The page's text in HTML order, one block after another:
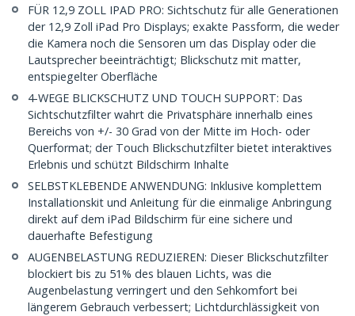
FÜR 12,9 ZOLL IPAD PRO: Sichtschutz für alle Generationen
der 12,9 Zoll iPad Pro Displays; exakte Passform, die weder
die Kamera noch die Sensoren um das Display oder die
Lautsprecher beeinträchtigt; Blickschutz mit matter,
entspiegelter Oberfläche
4-WEGE BLICKSCHUTZ UND TOUCH SUPPORT: Das
Sichtschutzfilter wahrt die Privatsphäre innerhalb eines
Bereichs von +/- 30 Grad von der Mitte im Hoch- oder
Querformat; der Touch Blickschutzfilter bietet interaktives
Erlebnis und schützt Bildschirm Inhalte
SELBSTKLEBENDE ANWENDUNG: Inklusive komplettem
Installationskit und Anleitung für die einmalige Anbringung
direkt auf dem iPad Bildschirm für eine sichere und
dauerhafte Befestigung
AUGENBELASTUNG REDUZIEREN: Dieser Blickschutzfilter
blockiert bis zu 51% des blauen Lichts, was die
Augenbelastung verringert und den Sehkomfort bei
längerem Gebrauch verbessert; Lichtdurchlässigkeit von